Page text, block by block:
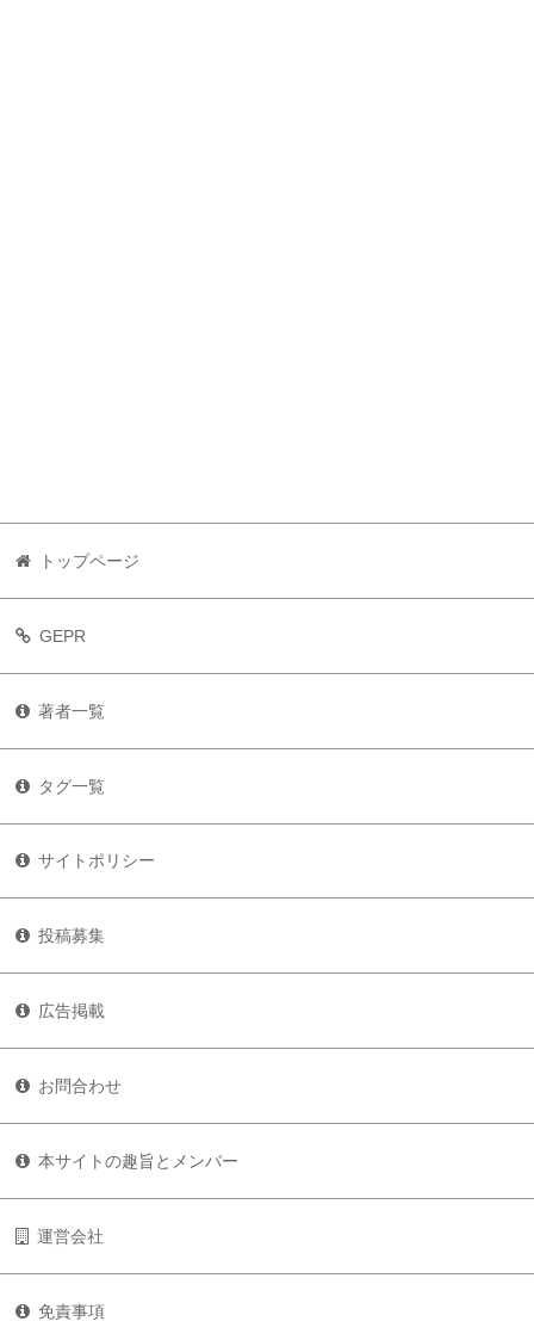
トップページ
GEPR
著者一覧
タグ一覧
サイトポリシー
投稿募集
広告掲載
お問合わせ
本サイトの趣旨とメンバー
運営会社
免責事項